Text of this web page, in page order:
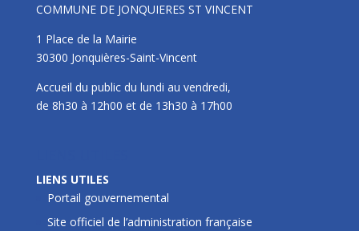
COMMUNE DE JONQUIERES ST VINCENT
1 Place de la Mairie
30300 Jonquières-Saint-Vincent
Accueil du public du lundi au vendredi,
de 8h30 à 12h00 et de 13h30 à 17h00
LIENS UTILES
Portail gouvernemental
Site officiel de l’administration française